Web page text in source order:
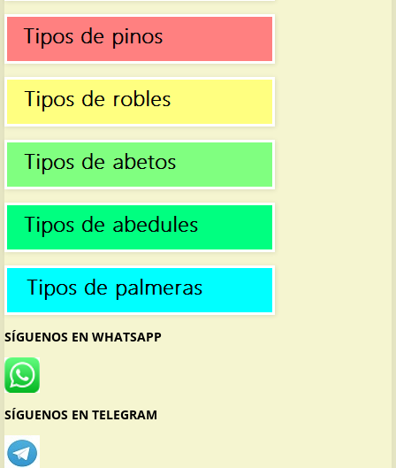
SÍGUENOS EN WHATSAPP
SÍGUENOS EN TELEGRAM